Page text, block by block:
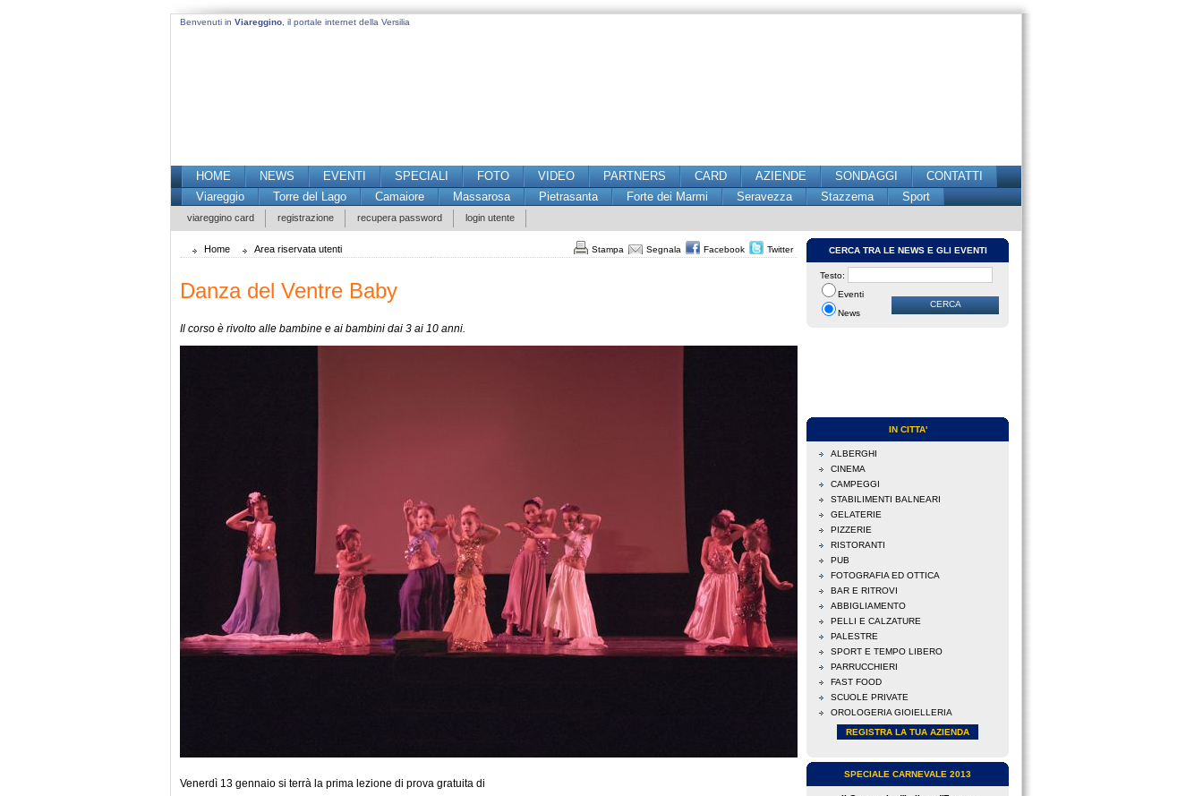
Benvenuti in Viareggino , il portale internet della Versilia
HOME NEWS EVENTI SPECIALI FOTO VIDEO PARTNERS CARD AZIENDE SONDAGGI
CONTATTI
Viareggio
Torre del Lago Camaiore Massarosa Pietrasanta Forte dei Marmi Seravezza Stazzema Sport
viareggino card registrazione recupera password login utente
Home Area riservata utenti Stampa Segnala Facebook Twitter
Danza del Ventre Baby
Il corso è rivolto alle bambine e ai bambini dai 3 ai 10 anni.
Venerdì 13 gennaio si terrà la prima lezione di prova gratuita di
CERCA TRA LE NEWS E GLI EVENTI
Testo:
Eventi
News
IN CITTA'
ALBERGHI
CINEMA
CAMPEGGI
STABILIMENTI BALNEARI
GELATERIE
PIZZERIE
RISTORANTI
PUB
FOTOGRAFIA ED OTTICA
BAR E RITROVI
ABBIGLIAMENTO
PELLI E CALZATURE
PALESTRE
SPORT E TEMPO LIBERO
PARRUCCHIERI
FAST FOOD
SCUOLE PRIVATE
OROLOGERIA GIOIELLERIA
REGISTRA LA TUA AZIENDA
SPECIALE CARNEVALE 2013